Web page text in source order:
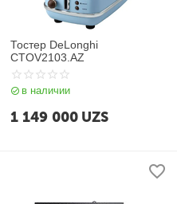
Тостер DeLonghi
CTOV2103.AZ
в наличии
1 149 000 UZS